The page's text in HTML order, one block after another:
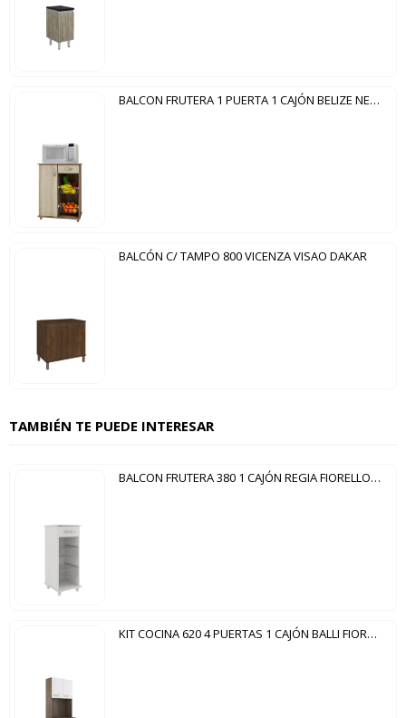
BALCON FRUTERA 1 PUERTA 1 CAJÓN BELIZE NEW NOTAVEL IPE TEX | CHAMPAGNE
BALCÓN C/ TAMPO 800 VICENZA VISAO DAKAR
TAMBIÉN TE PUEDE INTERESAR
BALCON FRUTERA 380 1 CAJÓN REGIA FIORELLO BLANCO
KIT COCINA 620 4 PUERTAS 1 CAJÓN BALLI FIORELLO DAKAR | BLANCO